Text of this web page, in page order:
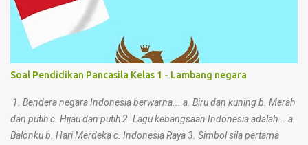
Soal Pendidikan Pancasila Kelas 1 - Lambang negara
1. Bendera negara Indonesia berwarna... a. Biru dan kuning b. Merah
dan putih c. Hijau dan putih 2. Lagu kebangsaan Indonesia adalah... a.
Balonku b. Hari Merdeka c. Indonesia Raya 3. Simbol sila pertama